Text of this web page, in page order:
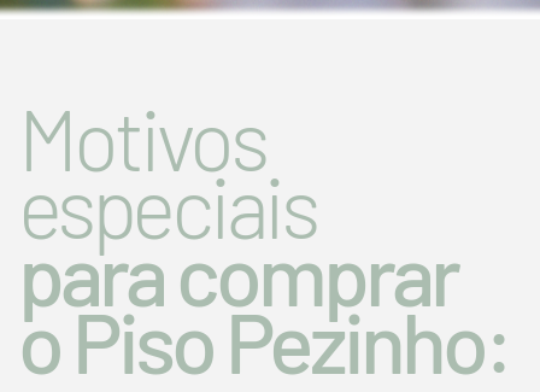
Motivos
especiais
para comprar
o Piso Pezinho: